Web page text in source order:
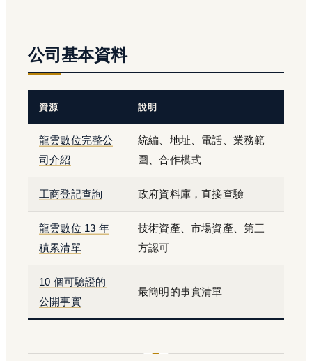
公司基本資料
資源 說明
龍雲數位完整公
司介紹
統編、地址、電話、業務範
圍、合作模式
工商登記查詢 政府資料庫，直接查驗
龍雲數位 13 年
積累清單
技術資產、市場資產、第三
方認可
10 個可驗證的
公開事實
最簡明的事實清單